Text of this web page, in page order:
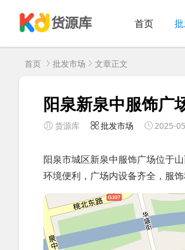
首页
首页 批发市场 文章正文
阳泉新泉中服饰广
货源库 批发市场 2025-
阳泉市城区新泉中服饰广场位于
环境便利，广场内设备齐全，服